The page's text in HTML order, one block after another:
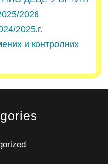
2026
2025.г.
и контролних